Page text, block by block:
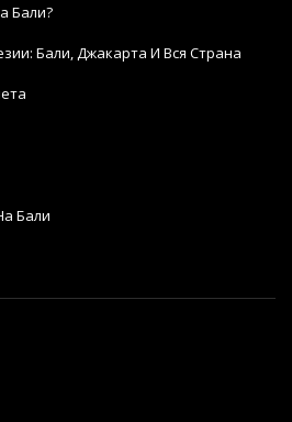
Бали?
Бали, Джакарта И Вся Страна
Бали